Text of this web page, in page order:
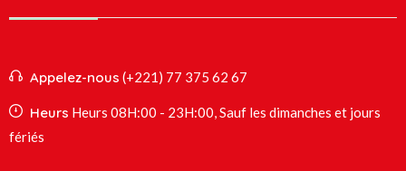
Appelez-nous (+221) 77 375 62 67
Heurs Heurs 08H:00 - 23H:00, Sauf les dimanches et jours
fériés